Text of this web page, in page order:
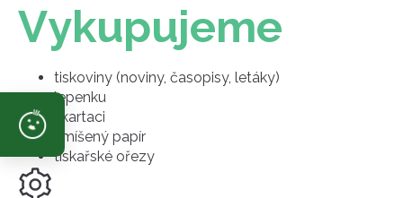
Vykupujeme
tiskoviny (noviny, časopisy, letáky)
lepenku
skartaci
smíšený papír
tiskařské ořezy